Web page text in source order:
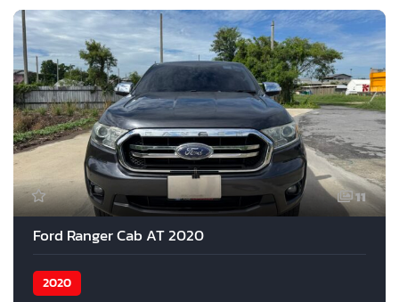
11
Ford Ranger Cab AT 2020
2020